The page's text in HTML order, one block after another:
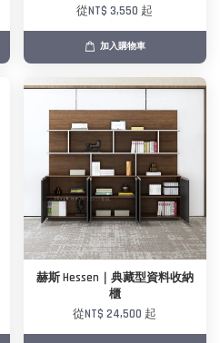
從NT$ 3,550 起
加入購物車
赫斯 Hessen｜典藏型資料收納
櫃
從NT$ 24,500 起